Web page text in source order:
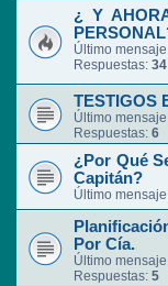
¿ Y
Último
Respuestas: 34
TESTIGOS
Último
Respuestas: 6
¿Por Qué
Capitán?
Último
Por Cía.
Último
Respuestas: 5